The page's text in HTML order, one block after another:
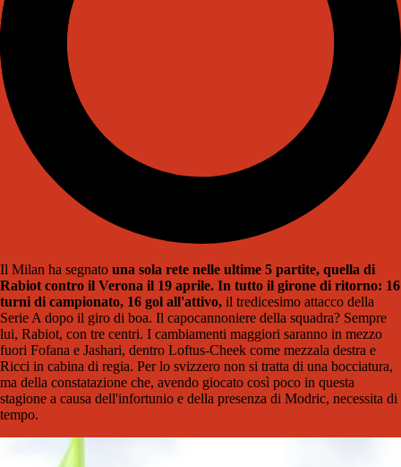
Il Milan ha segnato una sola rete nelle ultime 5 partite, quella di
Rabiot contro il Verona il 19 aprile. In tutto il girone di ritorno: 16
turni di campionato, 16 gol all'attivo, il tredicesimo attacco della
Serie A dopo il giro di boa. Il capocannoniere della squadra? Sempre
lui, Rabiot, con tre centri. I cambiamenti maggiori saranno in mezzo
fuori Fofana e Jashari, dentro Loftus-Cheek come mezzala destra e
Ricci in cabina di regia. Per lo svizzero non si tratta di una bocciatura,
ma della constatazione che, avendo giocato così poco in questa
stagione a causa dell'infortunio e della presenza di Modric, necessita di
tempo.